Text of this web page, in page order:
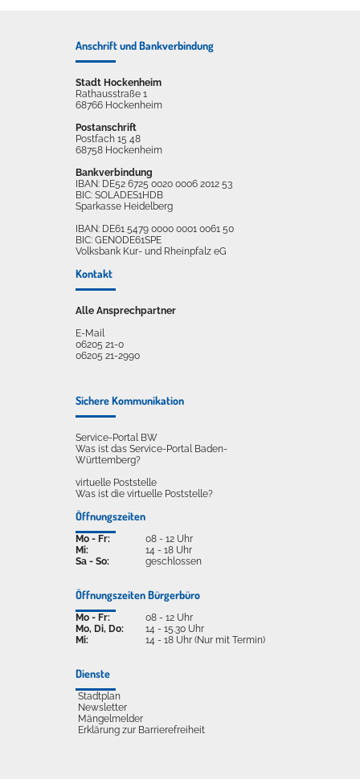
Anschrift und Bankverbindung
Stadt Hockenheim
Rathausstraße 1
68766 Hockenheim
Postanschrift
Postfach 15 48
68758 Hockenheim
Bankverbindung
IBAN: DE52 6725 0020 0006 2012 53
BIC: SOLADES1HDB
Sparkasse Heidelberg
IBAN: DE61 5479 0000 0001 0061 50
BIC: GENODE61SPE
Volksbank Kur- und Rheinpfalz eG
Kontakt
Alle Ansprechpartner
E-Mail
06205 21-0
06205 21-2990
Sichere Kommunikation
Service-Portal BW
Was ist das Service-Portal Baden-
Württemberg?
virtuelle Poststelle
Was ist die virtuelle Poststelle?
Öffnungszeiten
Mo - Fr:
Mi:
Sa - So:
08 - 12 Uhr
14 - 18 Uhr
geschlossen
Öffnungszeiten Bürgerbüro
Mo - Fr:
Mo, Di, Do:
Mi:
08 - 12 Uhr
14 - 15.30 Uhr
14 - 18 Uhr (Nur mit Termin)
Dienste
Stadtplan
Newsletter
Mängelmelder
Erklärung zur Barrierefreiheit